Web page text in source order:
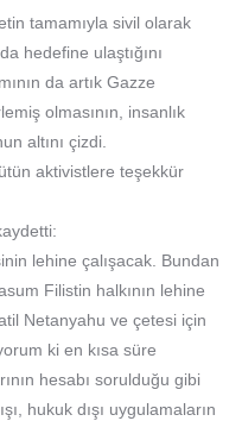
tamamıyla sivil olarak
hedefine ulaştığını
da artık Gazze
olmasının, insanlık
altını çizdi.
aktivistlere teşekkür
lehine çalışacak. Bundan
Filistin halkının lehine
Netanyahu ve çetesi için
ki en kısa süre
hesabı sorulduğu gibi
hukuk dışı uygulamaların